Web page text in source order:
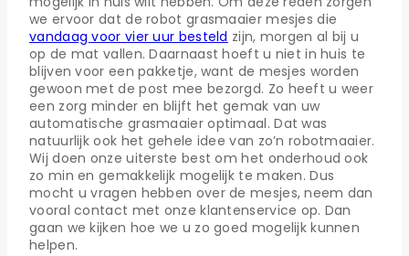
we ervoor dat de robot grasmaaier mesjes die
vandaag voor vier uur besteld zijn, morgen al bij u
op de mat vallen. Daarnaast hoeft u niet in huis te
blijven voor een pakketje, want de mesjes worden
gewoon met de post mee bezorgd. Zo heeft u weer
een zorg minder en blijft het gemak van uw
automatische grasmaaier optimaal. Dat was
natuurlijk ook het gehele idee van zo’n robotmaaier.
Wij doen onze uiterste best om het onderhoud ook
zo min en gemakkelijk mogelijk te maken. Dus
mocht u vragen hebben over de mesjes, neem dan
vooral contact met onze klantenservice op. Dan
gaan we kijken hoe we u zo goed mogelijk kunnen
helpen.